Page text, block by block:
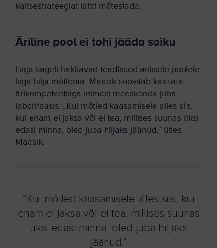
kaitsestrateegiat lahti mõtestada.
Äriline pool ei tohi jääda soiku
Liiga sageli hakkavad teadlased ärilisele poolele
liiga hilja mõtlema. Maasik soovitab kaasata
ärikompetentsiga inimesi meeskonda juba
laborifaasis. „Kui mõtled kaasamisele alles siis,
kui enam ei jaksa või ei tea, millises suunas üksi
edasi minna, oled juba hiljaks jäänud,” ütles
Maasik.
“Kui mõtled kaasamisele alles siis, kui
enam ei jaksa või ei tea, millises suunas
üksi edasi minna, oled juba hiljaks
jäänud.”